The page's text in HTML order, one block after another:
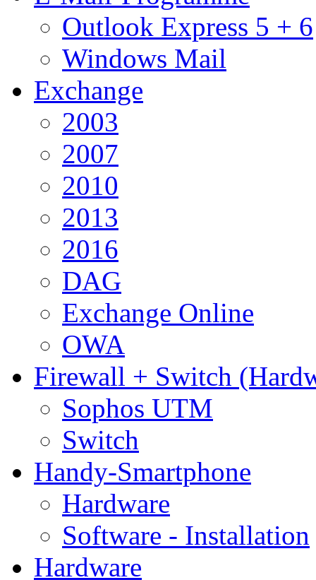
Outlook Express 5 + 6
Windows Mail
Exchange
2003
2007
2010
2013
2016
DAG
Exchange Online
OWA
Firewall + Switch
Sophos UTM
Switch
Handy-Smartphone
Hardware
Software - Installation
Hardware